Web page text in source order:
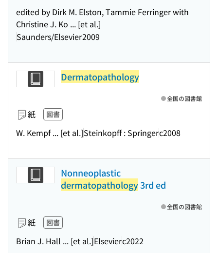
edited by Dirk M. Elston, Tammie Ferringer with
Christine J. Ko ... [et al.]
Saunders/Elsevier2009
Dermatopathology
紙 図書
W. Kempf ... [et al.]Steinkopff : Springerc2008
全国の図書館
Nonneoplastic
dermatopathology3rd ed
紙 図書
Brian J. Hall ... [et al.]Elsevierc2022
全国の図書館